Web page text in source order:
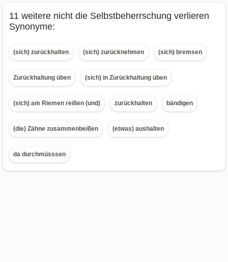
11 weitere nicht die Selbstbeherrschung verlieren
Synonyme:
(sich) zurückhalten (sich) zurücknehmen (sich) bremsen
Zurückhaltung üben (sich) in Zurückhaltung üben
(sich) am Riemen reißen (und) zurückhalten bändigen
(die) Zähne zusammenbeißen (etwas) aushalten
da durchmüsssen